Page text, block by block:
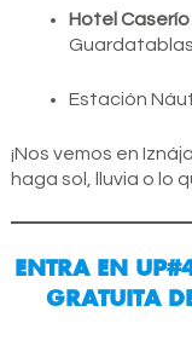
Hotel
Estación
¡Nos vemos en
haga sol, lluvia o lo
ENTRA EN
GRATUITA